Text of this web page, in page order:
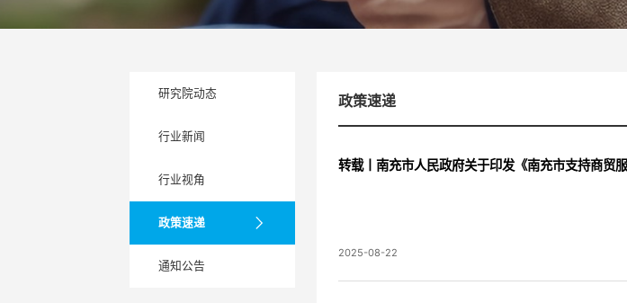
研究院动态
行业新闻
行业视角
政策速递
通知公告
政策速递
转载丨南充市人民政府关于印发《南充市支持商贸
2025-08-22